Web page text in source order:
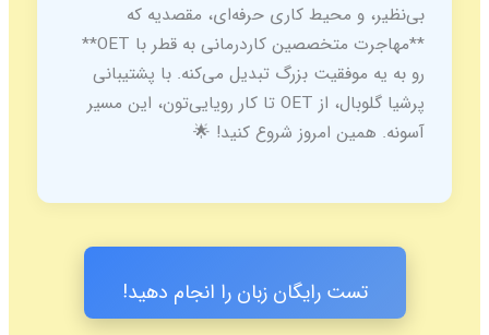
بی‌نظیر، و محیط کاری حرفه‌ای، مقصدیه که
**مهاجرت متخصصین کاردرمانی به قطر با OET**
رو به یه موفقیت بزرگ تبدیل می‌کنه. با پشتیبانی
پرشیا گلوبال، از OET تا کار رویایی‌تون، این مسیر
آسونه. همین امروز شروع کنید! 🌟
تست رایگان زبان را انجام دهید!